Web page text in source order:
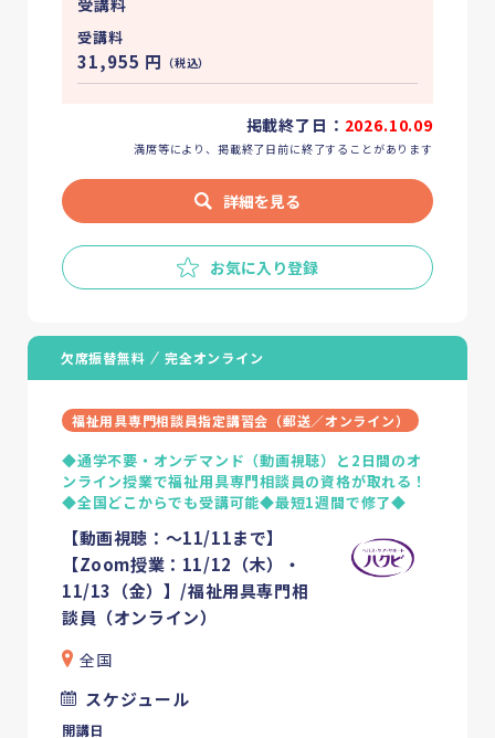
受講料
受講料
31,955 円 （税込）
掲載終了日： 2026.10.09
満席等により、掲載終了日前に終了することがあります
詳細を見る
お気に入り登録
欠席振替無料 完全オンライン
福祉用具専門相談員指定講習会（郵送／オンライン）
◆通学不要・オンデマンド（動画視聴）と2日間のオ
ンライン授業で福祉用具専門相談員の資格が取れる！
◆全国どこからでも受講可能◆最短1週間で修了◆
【動画視聴：～11/11まで】
【Zoom授業：11/12（木）・
11/13（金）】/福祉用具専門相
談員（オンライン）
全国
スケジュール
開講日